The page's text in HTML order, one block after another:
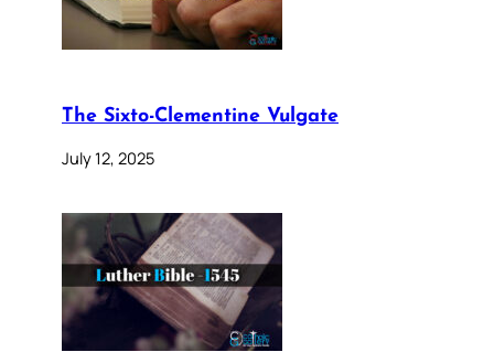
The Sixto-Clementine Vulgate
July 12, 2025